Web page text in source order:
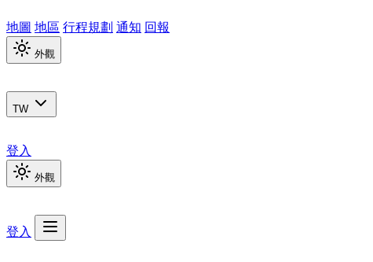
地圖 地區 行程規劃 通知 回報
外觀
TW
登入
外觀
登入